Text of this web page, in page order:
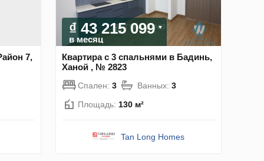
7,
₫ 43 215 099
в месяц
Квартира с 3 спальнями в Бадинь,
Ханой , № 2823
Спален: 3 Ванных: 3
Площадь: 130 м²
Tan Long Homes